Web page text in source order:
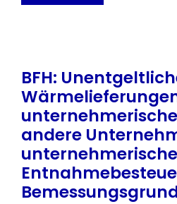
BFH:
andere